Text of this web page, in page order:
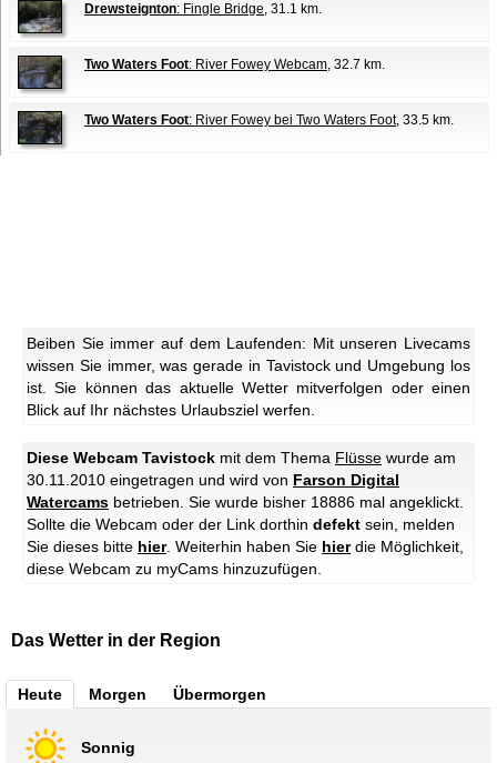
Drewsteignton: Fingle Bridge, 31.1 km.
Two Waters Foot: River Fowey Webcam, 32.7 km.
Two Waters Foot: River Fowey bei Two Waters Foot, 33.5 km.
Beiben Sie immer auf dem Laufenden: Mit unseren Livecams
wissen Sie immer, was gerade in Tavistock und Umgebung los
ist. Sie können das aktuelle Wetter mitverfolgen oder einen
Blick auf Ihr nächstes Urlaubsziel werfen.
Diese Webcam Tavistock mit dem Thema Flüsse wurde am
30.11.2010 eingetragen und wird von Farson Digital
Watercams betrieben. Sie wurde bisher 18886 mal angeklickt.
Sollte die Webcam oder der Link dorthin defekt sein, melden
Sie dieses bitte hier. Weiterhin haben Sie hierdie Möglichkeit,
diese Webcam zu myCams hinzuzufügen.
Das Wetter in der Region
Heute Morgen Übermorgen
Sonnig